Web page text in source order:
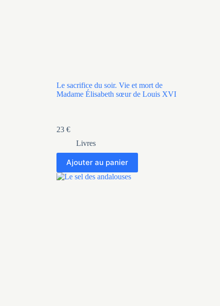
Le sacrifice du soir. Vie et mort de
Madame Élisabeth sœur de Louis XVI
23 €
Livres
Ajouter au panier